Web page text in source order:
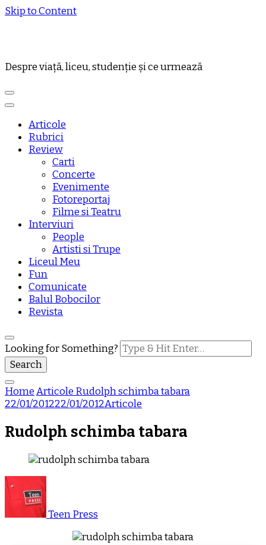
Skip to Content
Despre viață, liceu, studenție și ce urmează
Articole
Rubrici
Review
Carti
Concerte
Evenimente
Fotoreportaj
Filme si Teatru
Interviuri
People
Artisti si Trupe
Liceul Meu
Fun
Comunicate
Balul Bobocilor
Revista
Looking for Something?
HomeArticole Rudolph schimba tabara
22/01/201222/01/2012Articole
Rudolph schimba tabara
Teen Press